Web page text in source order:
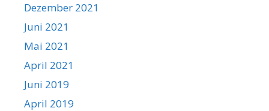
Dezember 2021
Juni 2021
Mai 2021
April 2021
Juni 2019
April 2019